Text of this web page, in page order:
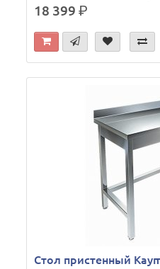
18 399р.
Стол пристенный